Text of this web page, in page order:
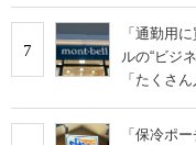
7
「通勤用
ルの“ビジ
「たくさ
「保冷ポ